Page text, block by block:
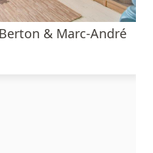
& Marc-André